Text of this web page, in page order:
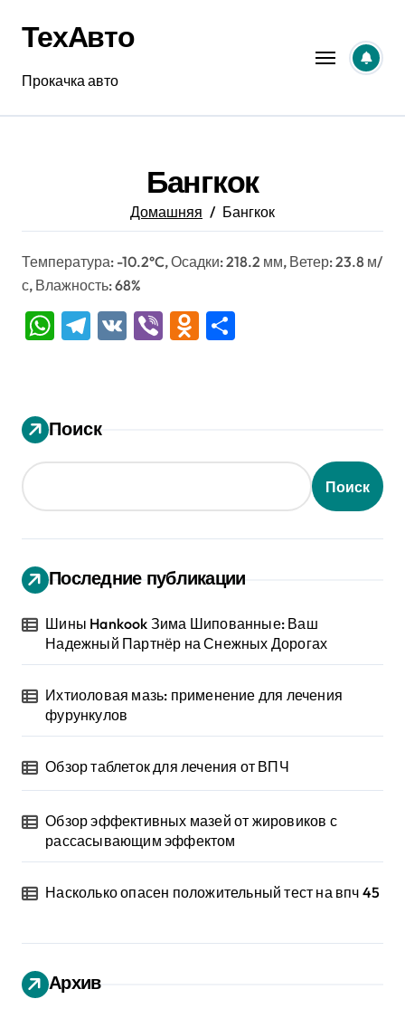
содержанию
ТехАвто
Прокачка авто
Бангкок
Домашняя Бангкок
Температура: -10.2°C, Осадки: 218.2 мм, Ветер: 23.8 м/
с, Влажность: 68%
WhatsApp
Telegram
VK ViberOdnoklassniki
Поиск
Поиск
Последние публикации
Шины Hankook Зима Шипованные: Ваш
Надежный Партнёр на Снежных Дорогах
Ихтиоловая мазь: применение для лечения
фурункулов
Обзор таблеток для лечения от ВПЧ
Обзор эффективных мазей от жировиков с
рассасывающим эффектом
Насколько опасен положительный тест на впч 45
Архив